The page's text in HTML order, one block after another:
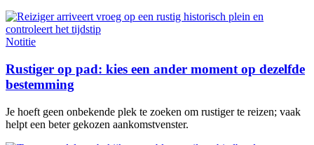
Notitie
Rustiger op pad: kies een ander moment op dezelfde
bestemming
Je hoeft geen onbekende plek te zoeken om rustiger te reizen; vaak
helpt een beter gekozen aankomstvenster.